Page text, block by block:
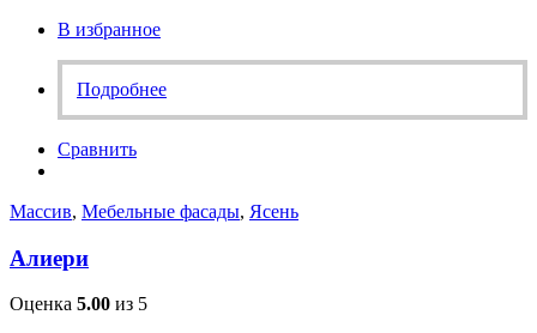
В избранное
Подробнее
Сравнить
Массив, Мебельные фасады, Ясень
Алиери
Оценка 5.00 из 5